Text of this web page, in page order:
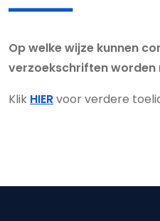
Op welke wijze kunnen
verzoekschriften worden
Klik HIERvoor verdere